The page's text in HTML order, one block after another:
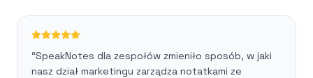
“SpeakNotes dla zespołów zmieniło sposób, w jaki
nasz dział marketingu zarządza notatkami ze